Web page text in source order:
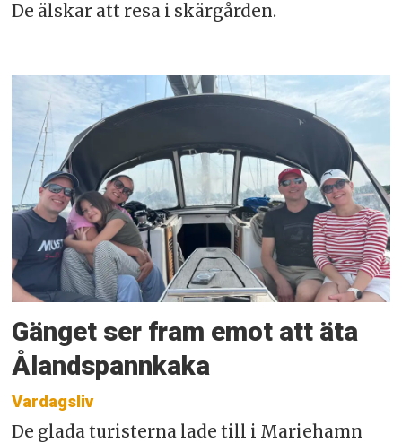
De älskar att resa i skärgården.
Gänget ser fram emot att äta
Ålandspannkaka
Vardagsliv
De glada turisterna lade till i Mariehamn